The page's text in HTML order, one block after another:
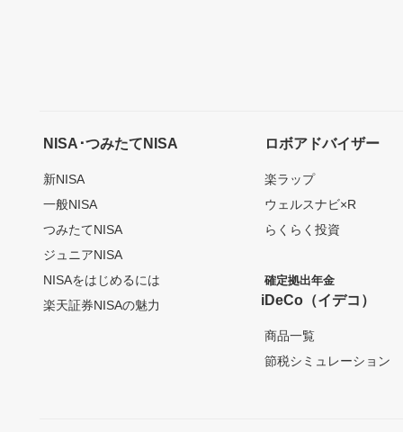
NISA･つみたてNISA
新NISA
一般NISA
つみたてNISA
ジュニアNISA
NISAをはじめるには
楽天証券NISAの魅力
ロボアドバイザー
楽ラップ
ウェルスナビ×R
らくらく投資
確定拠出年金
iDeCo（イデコ）
商品一覧
節税シミュレーション